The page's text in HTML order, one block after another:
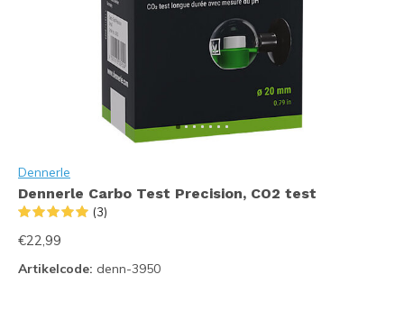
Dennerle
Dennerle Carbo Test Precision, CO2 test
(3)
€22,99
Artikelcode: denn-3950